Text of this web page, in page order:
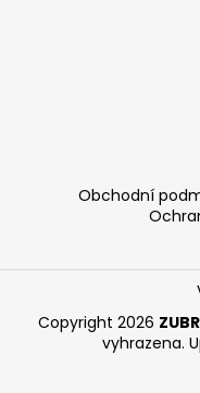
Obchodní
Copyright 2026
vyhrazena.